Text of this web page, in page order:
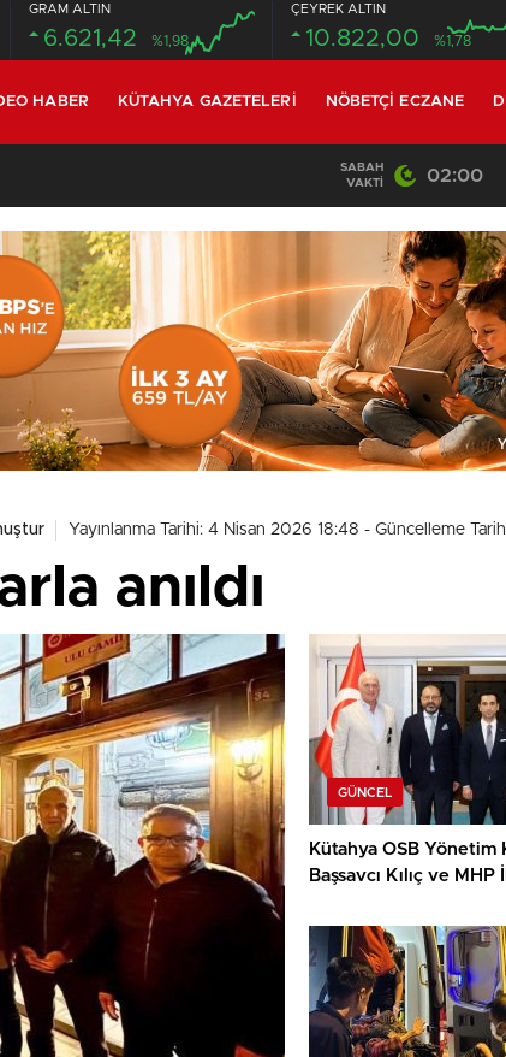
GRAM ALTIN
6.621,42 %1,98
ÇEYREK ALTIN
10.822,00 %1,78
HABER KÜTAHYA GAZETELERI NÖBETÇI ECZANE
20:58 /
SABAH
VAKTI
02:00
Yayınlanma Tarihi: 4 Nisan 2026 18:48 - Güncelleme
anıldı
GÜNCEL
Kütahya OSB Yönetim
Başsavcı Kılıç ve MHP